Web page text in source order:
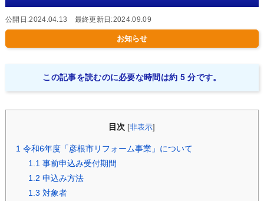
公開日:2024.04.13 最終更新日:2024.09.09
お知らせ
この記事を読むのに必要な時間は約 5 分です。
目次 [非表示
1 令和6年度「彦根市リフォーム事業」について
1.1 事前申込み受付期間
1.2 申込み方法
1.3 対象者